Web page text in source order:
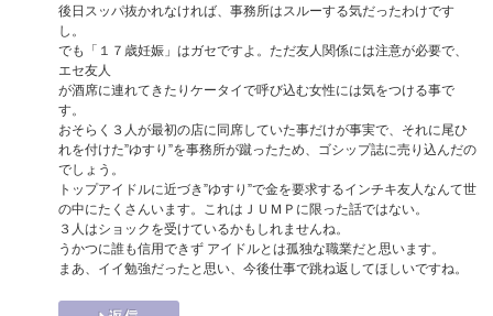
後日スッパ抜かれなければ、事務所はスルーする気だったわけです
し。
でも「１７歳妊娠」はガセですよ。ただ友人関係には注意が必要で、
エセ友人
が酒席に連れてきたりケータイで呼び込む女性には気をつける事で
す。
おそらく３人が最初の店に同席していた事だけが事実で、それに尾ひ
れを付けた”ゆすり”を事務所が蹴ったため、ゴシップ誌に売り込んだの
でしょう。
トップアイドルに近づき”ゆすり”で金を要求するインチキ友人なんて世
の中にたくさんいます。これはＪＵＭＰに限った話ではない。
３人はショックを受けているかもしれませんね。
うかつに誰も信用できず アイドルとは孤独な職業だと思います。
まあ、イイ勉強だったと思い、今後仕事で跳ね返してほしいですね。